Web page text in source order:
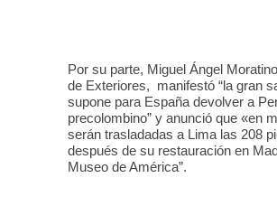
Por su parte, Miguel Ángel
de Exteriores, manifestó “la gran
supone para España devolver a
precolombino” y anunció que «en
serán trasladadas a Lima las 208
después de su restauración en
Museo de América”.